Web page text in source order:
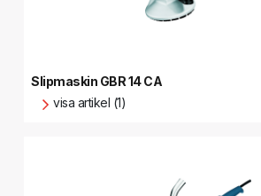
Slipmaskin GBR 14 CA
visa artikel (1)